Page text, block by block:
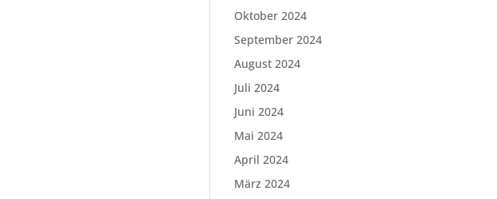
Oktober 2024
September 2024
August 2024
Juli 2024
Juni 2024
Mai 2024
April 2024
März 2024